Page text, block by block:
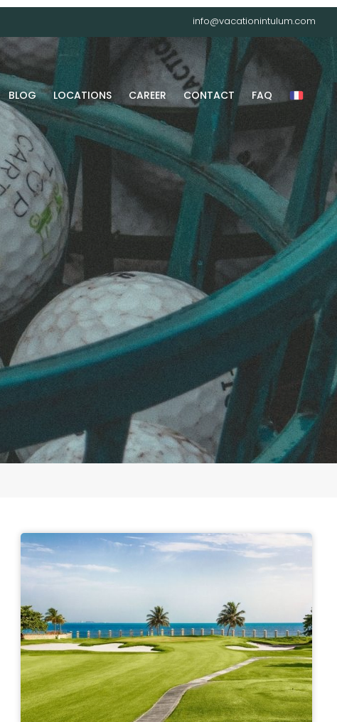
info@vacationintulum.com
BLOG LOCATIONS CAREER CONTACT FAQ